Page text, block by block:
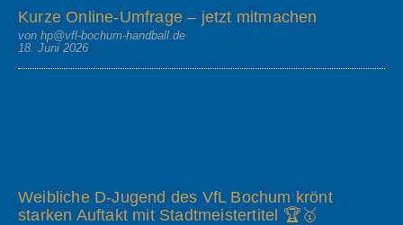
Kurze Online-Umfrage – jetzt mitmachen
von hp@vfl-bochum-handball.de
18. Juni 2026
Weibliche D-Jugend des VfL Bochum krönt
starken Auftakt mit Stadtmeistertitel 🏆🥇